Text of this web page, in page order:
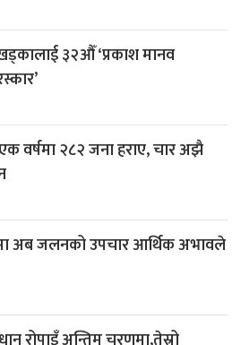
३२औँ ‘प्रकाश मानव
वर्षमा २८२ जना हराए, चार अझै
अब जलनको उपचार आर्थिक अभावले